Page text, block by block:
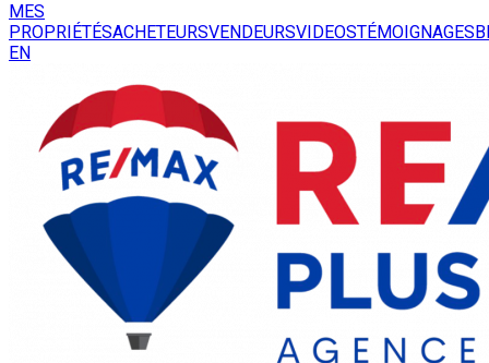
MES
PROPRIÉTÉSACHETEURSVENDEURSVIDEOSTÉMOIGNAGES
EN